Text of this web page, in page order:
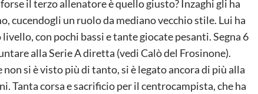
il terzo allenatore è quello giusto? Inzaghi gli ha
cucendogli un ruolo da mediano vecchio stile. Lui ha
con pochi bassi e tante giocate pesanti. Segna 6
alla Serie A diretta (vedi Calò del Frosinone).
si è visto più di tanto, si è legato ancora di più alla
Tanta corsa e sacrificio per il centrocampista, che ha